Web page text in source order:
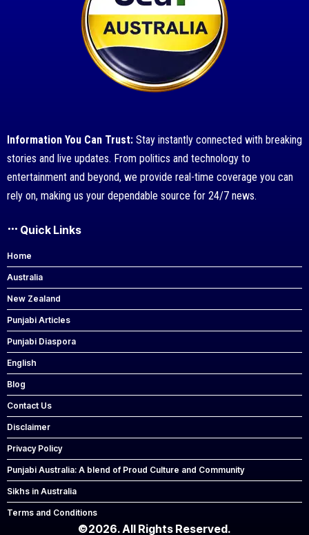
Information You Can Trust: Stay instantly connected with breaking
stories and live updates. From politics and technology to
entertainment and beyond, we provide real-time coverage you can
rely on, making us your dependable source for 24/7 news.
Quick Links
Home
Australia
New Zealand
Punjabi Articles
Punjabi Diaspora
English
Blog
Contact Us
Disclaimer
Privacy Policy
Punjabi Australia: A blend of Proud Culture and Community
Sikhs in Australia
Terms and Conditions
©2026. All Rights Reserved.